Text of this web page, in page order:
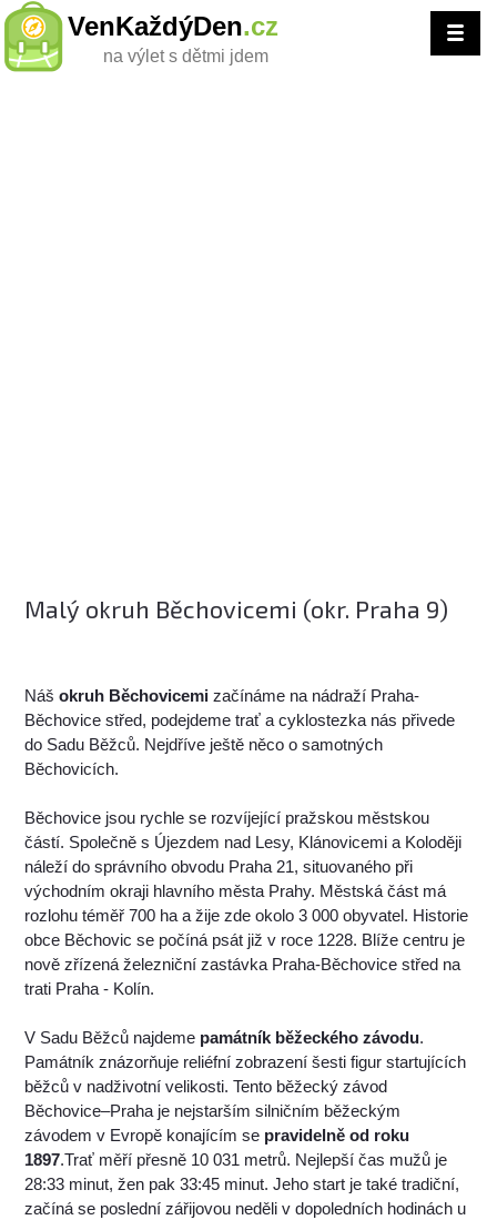
VenKaždýDen.cz
na výlet s dětmi jdem
Malý okruh Běchovicemi (okr. Praha 9)
Nášokruh Běchovicemi začínáme na nádraží Praha-
Běchovice střed, podejdeme trať a cyklostezka nás přivede
do Sadu Běžců. Nejdříve ještě něco o samotných
Běchovicích.
Běchovice jsou rychle se rozvíjející pražskou městskou
částí. Společně s Újezdem nad Lesy, Klánovicemi a Koloději
náleží do správního obvodu Praha 21, situovaného při
východním okraji hlavního města Prahy. Městská část má
rozlohu téměř 700 ha a žije zde okolo 3 000 obyvatel. Historie
obce Běchovic se počíná psát již v roce 1228. Blíže centru je
nově zřízená železniční zastávka Praha-Běchovice střed na
trati Praha - Kolín.
V Sadu Běžců najdeme památník běžeckého závodu.
Památník znázorňuje reliéfní zobrazení šesti figur startujících
běžců v nadživotní velikosti. Tento běžecký závod
Běchovice–Praha je nejstarším silničním běžeckým
závodem v Evropě konajícím se pravidelně od roku
1897.Trať měří přesně 10 031 metrů. Nejlepší čas mužů je
28:33 minut, žen pak 33:45 minut. Jeho start je také tradiční,
začíná se poslední zářijovou neděli v dopoledních hodinách u